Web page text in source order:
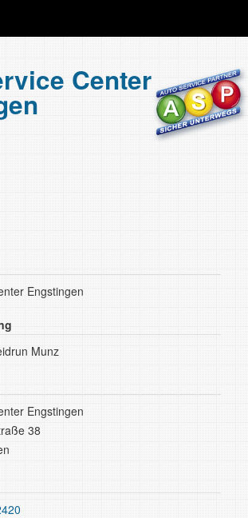
Center
Engstingen
Munz
Engstingen
38